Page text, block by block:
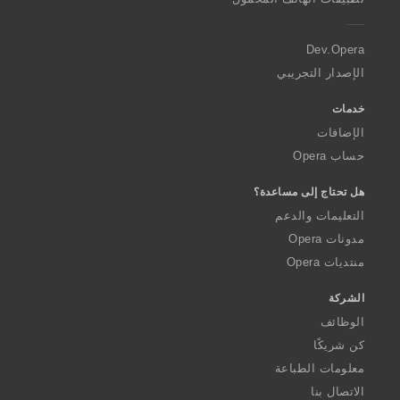
a
Dev.Opera
الإصدار التجريبي
خدمات
الإضافات
حساب Opera
هل تحتاج إلى مساعدة؟
التعليمات والدعم
مدونات Opera
منتديات Opera
الشركة
الوظائف
كن شريكًا
معلومات الطباعة
الاتصال بنا